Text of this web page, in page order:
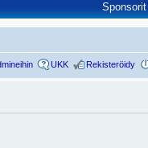
Sponsorit
UKK Rekisteröidy